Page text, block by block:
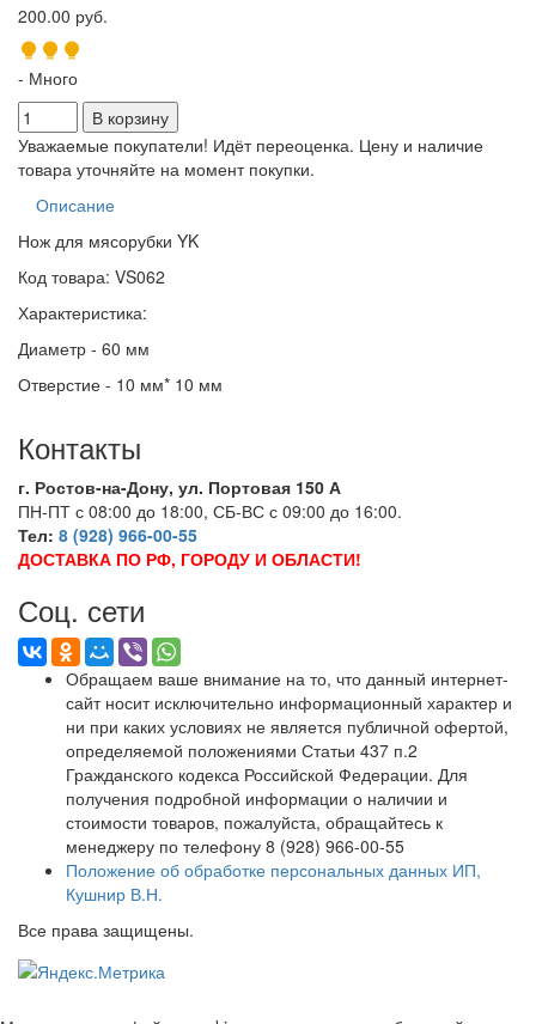
200.00 руб.
- Много
Уважаемые покупатели! Идёт переоценка. Цену и наличие
товара уточняйте на момент покупки.
Описание
Нож для мясорубки YK
Код товара: VS062
Характеристика:
Диаметр - 60 мм
Отверстие - 10 мм* 10 мм
Контакты
г. Ростов-на-Дону, ул. Портовая 150 А
ПН-ПТ с 08:00 до 18:00, СБ-ВС с 09:00 до 16:00.
Тел: 8 (928) 966-00-55
ДОСТАВКА ПО РФ, ГОРОДУ И ОБЛАСТИ!
Соц. сети
Обращаем ваше внимание на то, что данный интернет-
сайт носит исключительно информационный характер и
ни при каких условиях не является публичной офертой,
определяемой положениями Статьи 437 п.2
Гражданского кодекса Российской Федерации. Для
получения подробной информации о наличии и
стоимости товаров, пожалуйста, обращайтесь к
менеджеру по телефону 8 (928) 966-00-55
Положение об обработке персональных данных ИП,
Кушнир В.Н.
Все права защищены.